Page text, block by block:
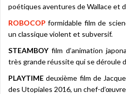
poétiques aventures de Wallace et
ROBOCOP formidable film de
un classique violent et subversif.
STEAMBOYfilm d’animation
très grande réussite qui se déroule
PLAYTIME deuxième film de
des Utopiales 2016, un chef-